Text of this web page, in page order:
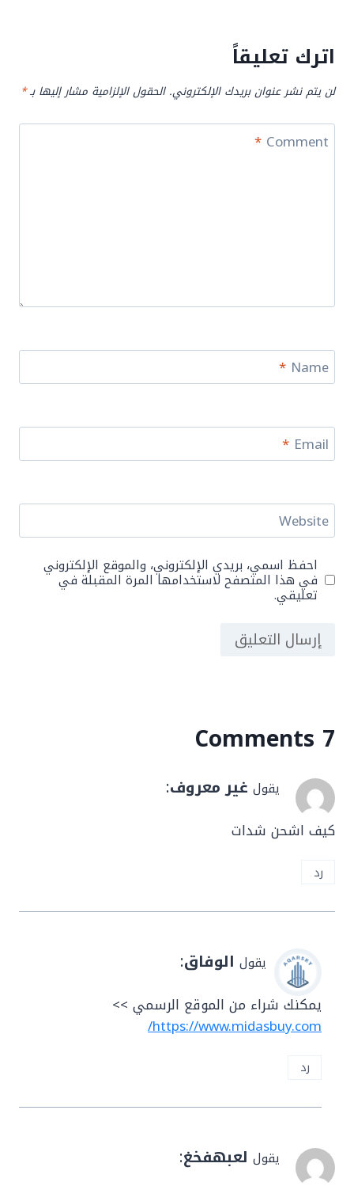
اترك تعليقاً
لن يتم نشر عنوان بريدك الإلكتروني. الحقول الإلزامية مشار إليها بـ*
Comment
*
Name
*
Email
*
Website
احفظ اسمي، بريدي الإلكتروني، والموقع الإلكتروني
في هذا المتصفح لاستخدامها المرة المقبلة في
تعليقي.
7 Comments
يقول غير معروف:
كيف اشحن شدات
رد
يقول الوفاق:
يمكنك شراء من الموقع الرسمي >>
https://www.midasbuy.com/
رد
يقول لعبهفخغ: